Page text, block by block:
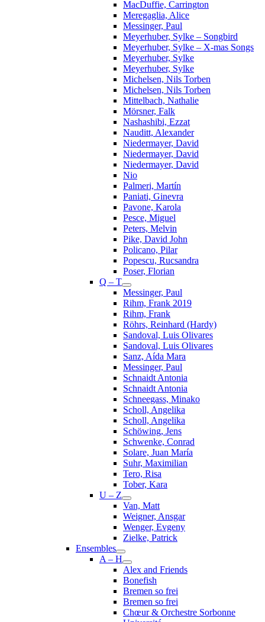
MacDuffie, Carrington
Meregaglia, Alice
Messinger, Paul
Meyerhuber, Sylke – Songbird
Meyerhuber, Sylke – X-mas Songs
Meyerhuber, Sylke
Meyerhuber, Sylke
Michelsen, Nils Torben
Michelsen, Nils Torben
Mittelbach, Nathalie
Mörsner, Falk
Nashashibi, Ezzat
Nauditt, Alexander
Niedermayer, David
Niedermayer, David
Niedermayer, David
Nio
Palmeri, Martín
Paniati, Ginevra
Pavone, Karola
Pesce, Miguel
Peters, Melvin
Pike, David John
Policano, Pilar
Popescu, Rucsandra
Poser, Florian
Q – T
Messinger, Paul
Rihm, Frank 2019
Rihm, Frank
Röhrs, Reinhard (Hardy)
Sandoval, Luis Olivares
Sandoval, Luis Olivares
Sanz, Aída Mara
Messinger, Paul
Schnaidt Antonia
Schnaidt Antonia
Schneegass, Minako
Scholl, Angelika
Scholl, Angelika
Schöwing, Jens
Schwenke, Conrad
Solare, Juan María
Suhr, Maximilian
Tero, Risa
Tober, Kara
U – Z
Van, Matt
Weigner, Ansgar
Wenger, Evgeny
Zielke, Patrick
Ensembles
A – H
Alex and Friends
Bonefish
Bremen so frei
Bremen so frei
Chœur & Orchestre Sorbonne